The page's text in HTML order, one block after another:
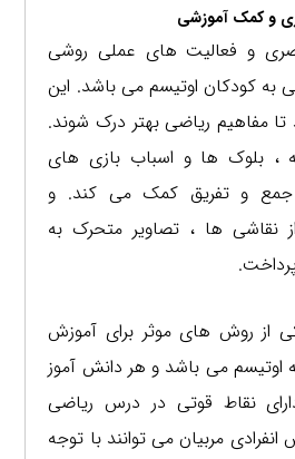
بصری و فعالیت های عملی روشی
به کودکان اوتیسم می باشد. این
تا مفاهیم ریاضی بهتر درک شوند.
، بلوک ها و اسباب بازی های
جمع و تفریق کمک می کند. و
نقاشی ها ، تصاویر متحرک به
از روش های موثر برای آموزش
اوتیسم می باشد و هر دانش آموز
نقاط قوتی در درس ریاضی
مربیان می توانند با توجه